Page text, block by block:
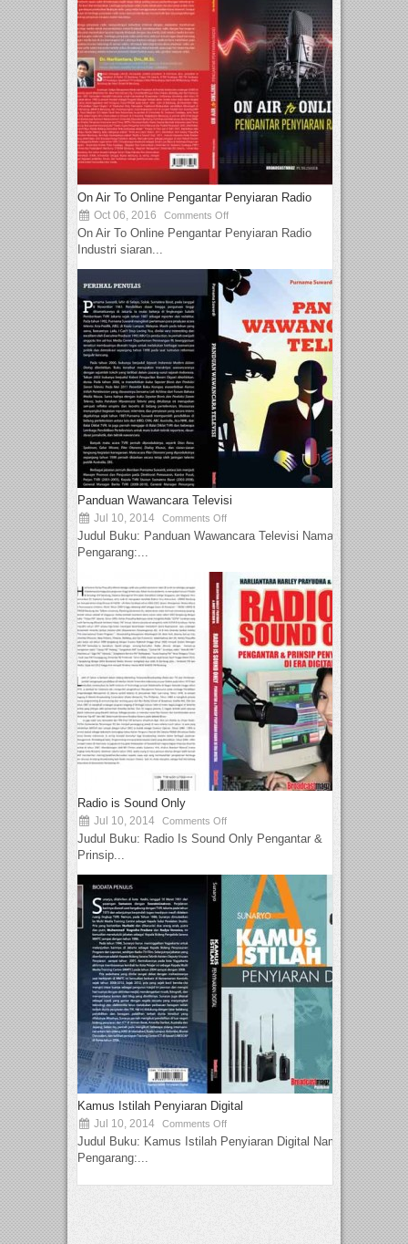
On Air To Online Pengantar Penyiaran Radio
Oct 06, 2016 Comments Off
On Air To Online Pengantar Penyiaran Radio
Industri siaran...
Panduan Wawancara Televisi
Jul 10, 2014 Comments Off
Judul Buku: Panduan Wawancara Televisi Nama
Pengarang:...
Radio is Sound Only
Jul 10, 2014 Comments Off
Judul Buku: Radio Is Sound Only Pengantar &
Prinsip...
Kamus Istilah Penyiaran Digital
Jul 10, 2014 Comments Off
Judul Buku: Kamus Istilah Penyiaran Digital Nama
Pengarang:...